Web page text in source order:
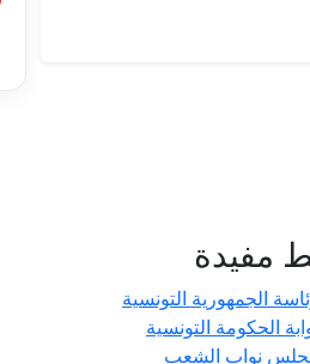
مفيدة
الجمهورية التونسية
الحكومة التونسية
نواب الشعب